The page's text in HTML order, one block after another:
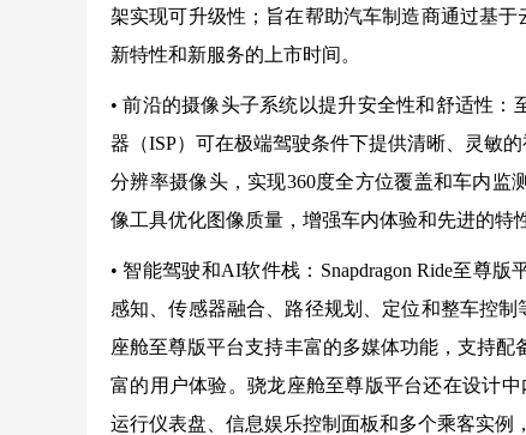
架实现可升级性；旨在帮助汽车制造商通过基
新特性和新服务的上市时间。
• 前沿的摄像头子系统以提升安全性和舒适性
器（ISP）可在极端驾驶条件下提供清晰、灵敏
分辨率摄像头，实现360度全方位覆盖和车内
像工具优化图像质量，增强车内体验和先进的特
• 智能驾驶和AI软件栈：Snapdragon Ride至尊
感知、传感器融合、路径规划、定位和整车控
座舱至尊版平台支持丰富的多媒体功能，支持
富的用户体验。骁龙座舱至尊版平台还在设计
运行仪表盘、信息娱乐控制面板和多个乘客实例